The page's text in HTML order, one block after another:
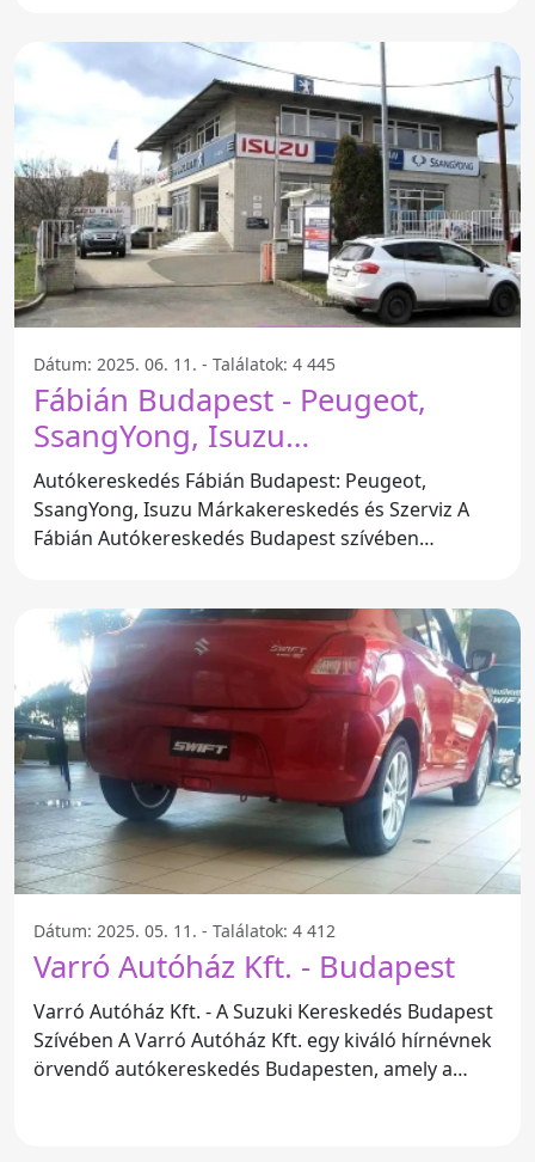
Dátum: 2025. 06. 11. - Találatok: 4 445
Fábián Budapest - Peugeot,
SsangYong, Isuzu
márkakereskedés és szerviz -
Budapest
Autókereskedés Fábián Budapest: Peugeot,
SsangYong, Isuzu Márkakereskedés és Szerviz A
Fábián Autókereskedés Budapest szívében
Dátum: 2025. 05. 11. - Találatok: 4 412
Varró Autóház Kft. - Budapest
Varró Autóház Kft. - A Suzuki Kereskedés Budapest
Szívében A Varró Autóház Kft. egy kiváló hírnévnek
örvendő autókereskedés Budapesten, amely a